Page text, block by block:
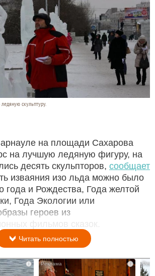
скульптуру.
на площади Сахарова
на лучшую ледяную фигуру, на
десять скульпторов, сообщает
изваяния изо льда можно было
года и Рождества, Года желтой
Года Экологии или
героев из
фильмов сказок.
Читать полностью
i